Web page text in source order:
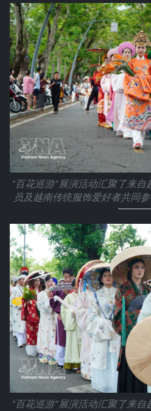
“百花巡游”展演活动汇聚了来自
员及越南传统服饰爱好者共同
“百花巡游”展演活动汇聚了来自